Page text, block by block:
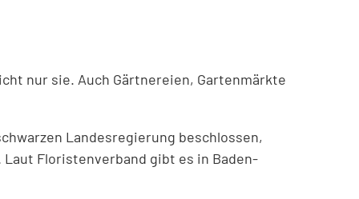
nur sie. Auch Gärtnereien, Gartenmärkte
Landesregierung beschlossen,
Floristenverband gibt es in Baden-